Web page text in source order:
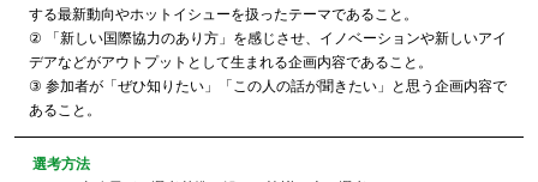
する最新動向やホットイシューを扱ったテーマであること。
② 「新しい国際協力のあり方」を感じさせ、イノベーションや新しいアイ
デアなどがアウトプットとして生まれる企画内容であること。
③ 参加者が「ぜひ知りたい」「この人の話が聞きたい」と思う企画内容で
あること。
選考方法